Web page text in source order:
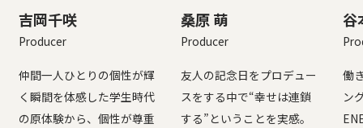
吉岡千咲
Producer
仲間一人ひとりの個性が輝
く瞬間を体感した学生時代
の原体験から、個性が尊重
桑原 萌
Producer
友人の記念日をプロデュー
スをする中で“幸せは連鎖
する”ということを実感。
谷
働
ン